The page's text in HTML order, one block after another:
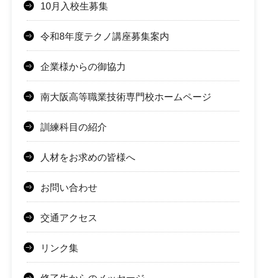
10月入校生募集
令和8年度テクノ講座募集案内
企業様からの御協力
南大阪高等職業技術専門校ホームページ
訓練科目の紹介
人材をお求めの皆様へ
お問い合わせ
交通アクセス
リンク集